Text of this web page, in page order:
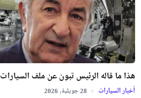
هذا ما قاله الرئيس تبون عن ملف السيارات
أخبار السيارات 28 جويلية, 2026